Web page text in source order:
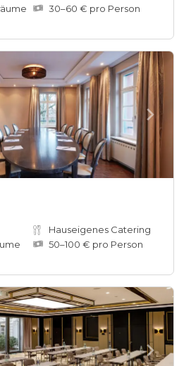
30–60 € pro Person
Hauseigenes Catering
50–100 € pro Person